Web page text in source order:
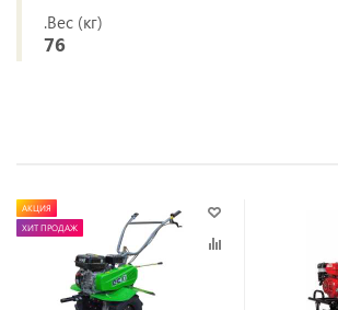
.Вес (кг)
76
АКЦИЯ
ХИТ ПРОДАЖ